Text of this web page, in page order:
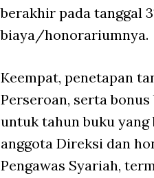
berakhir pada tanggal
biaya/honorariumnya.
Keempat, penetapan
Perseroan, serta
untuk tahun buku yang
anggota Direksi dan
Pengawas Syariah,